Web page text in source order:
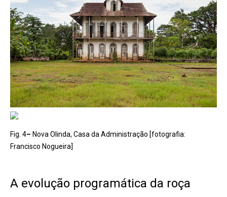
Fig. 4– Nova Olinda, Casa da Administração [fotografia:
Francisco Nogueira]
A evolução programática da roça